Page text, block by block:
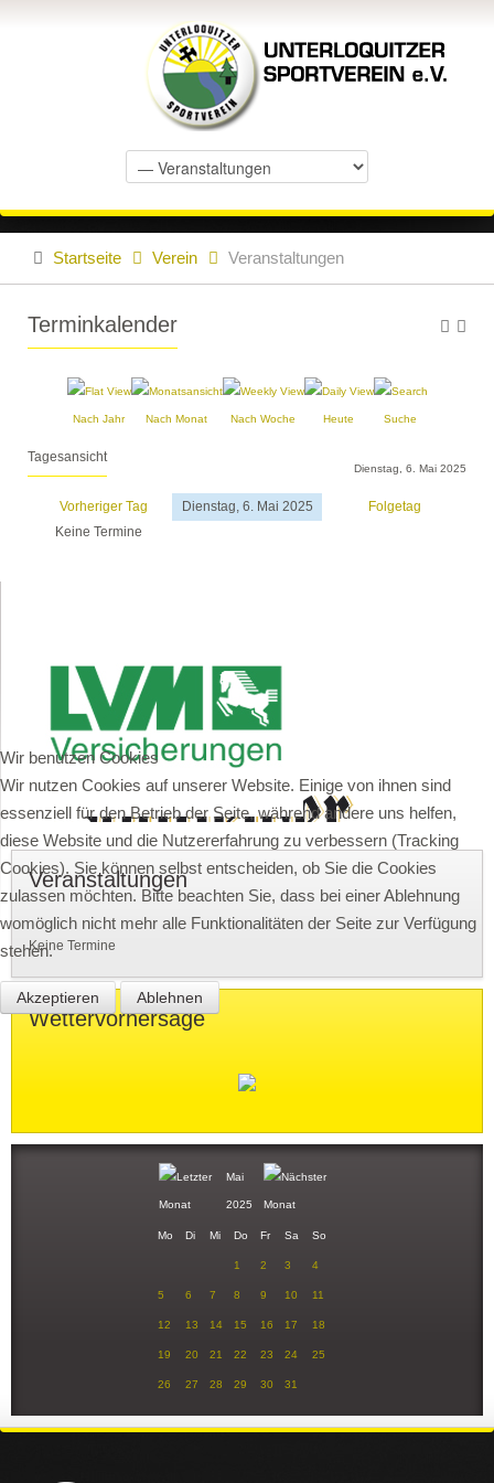
Startseite Verein Veranstaltungen
Terminkalender
Nach Jahr Nach Monat Nach Woche Heute Suche
Tagesansicht
Dienstag, 6. Mai 2025
Vorheriger Tag Dienstag, 6. Mai 2025
Folgetag
Keine Termine
Veranstaltungen
Keine Termine
Wettervorhersage
Mai
2025
Mo Di Mi Do Fr Sa So
1 2 3 4
5 6 7 8 9 10 11
12 13 14 15 16 17 18
19 20 21 22 23 24 25
26 27 28 29 30 31
Wir benutzen Cookies
Wir nutzen Cookies auf unserer Website. Einige von ihnen sind
essenziell für den Betrieb der Seite, während andere uns helfen,
diese Website und die Nutzererfahrung zu verbessern (Tracking
Cookies). Sie können selbst entscheiden, ob Sie die Cookies
zulassen möchten. Bitte beachten Sie, dass bei einer Ablehnung
womöglich nicht mehr alle Funktionalitäten der Seite zur Verfügung
stehen.
Akzeptieren Ablehnen